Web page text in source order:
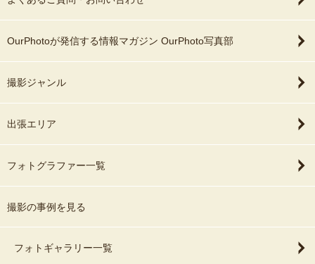
OurPhotoが発信する情報マガジン OurPhoto写真部
撮影ジャンル
出張エリア
フォトグラファー一覧
撮影の事例を見る
フォトギャラリー一覧